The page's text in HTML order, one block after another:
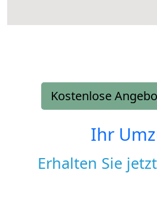
Kostenlose
Ihr
Erhalten Sie